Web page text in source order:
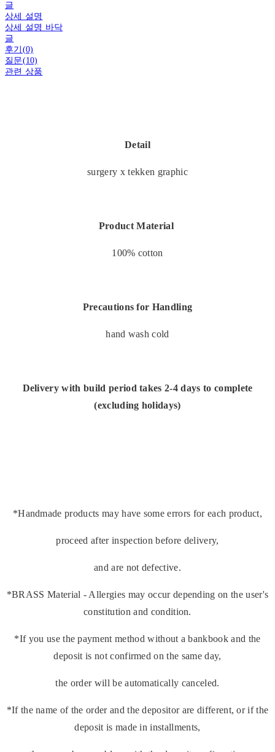
글
상세 설명
상세 설명 바닥
글
후기(0)
질문(10)
관련 상품
Detail
surgery x tekken graphic
Product Material
100% cotton
Precautions for Handling
hand wash cold
Delivery with build period takes 2-4 days to complete
(excluding holidays)
*Handmade products may have some errors for each product,
proceed after inspection before delivery,
and are not defective.
*BRASS Material - Allergies may occur depending on the user's
constitution and condition.
*If you use the payment method without a bankbook and the
deposit is not confirmed on the same day,
the order will be automatically canceled.
*If the name of the order and the depositor are different, or if the
deposit is made in installments,